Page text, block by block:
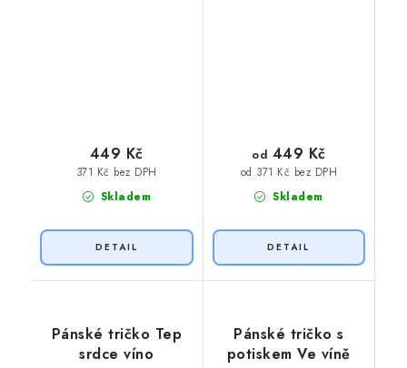
Skladem
371 Kč bez DPH
449 Kč
Skladem
od 371 Kč bez DPH
od 449 Kč
Pánské tričko Tep
srdce víno
Pánské tričko s
potiskem Ve víně